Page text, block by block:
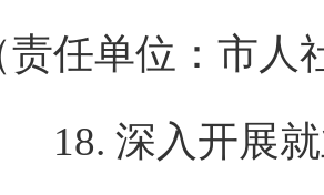
责任单位：市
深入开展就